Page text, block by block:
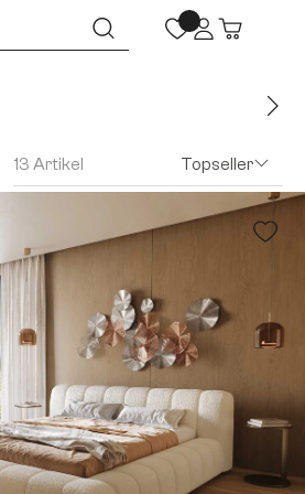
13 Artikel Topseller